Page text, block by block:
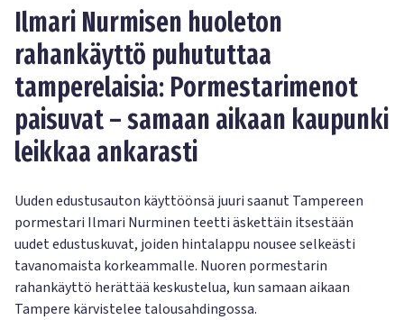
Ilmari Nurmisen huoleton
rahankäyttö puhututtaa
tamperelaisia: Pormestarimenot
paisuvat – samaan aikaan kaupunki
leikkaa ankarasti
Uuden edustusauton käyttöönsä juuri saanut Tampereen
pormestari Ilmari Nurminen teetti äskettäin itsestään
uudet edustuskuvat, joiden hintalappu nousee selkeästi
tavanomaista korkeammalle. Nuoren pormestarin
rahankäyttö herättää keskustelua, kun samaan aikaan
Tampere kärvistelee talousahdingossa.